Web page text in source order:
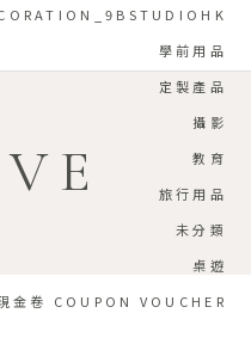
學前用品
定製產品
攝影
教育
旅行用品
未分類
桌遊
金卷 COUPON VOUCHER